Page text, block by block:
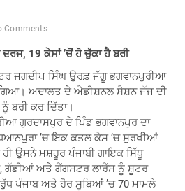
Comments
19 ਕੇਸਾਂ ’ਚੋਂ ਹੋ ਚੁੱਕਾ ਹੈ ਬਰੀ
ਜਗਦੀਪ ਸਿੰਘ ਉਰਫ਼ ਜੱਗੂ ਭਗਵਾਨਪੁਰੀਆ
ਅਦਾਲਤ ਦੇ ਐਡੀਸ਼ਨਲ ਸੈਸ਼ਨ ਜੱਜ ਦੀ
ਬਰੀ ਕਰ ਦਿੱਤਾ।
ਗੁਰਦਾਸਪੁਰ ਦੇ ਪਿੰਡ ਭਗਵਾਨਪੁਰ ਦਾ
’ਚ ਇਕ ਕਤਲ ਕੇਸ ’ਚ ਸੁਰਖੀਆਂ
ਉਸਨੇ ਮਸ਼ਹੂਰ ਪੰਜਾਬੀ ਗਾਇਕ ਸਿੱਧੂ
ਗੱਡੀਆਂ ਅਤੇ ਗੈਂਗਸਟਰ ਲਾਰੈਂਸ ਨੂੰ ਸ਼ੂਟਰ
ਪੰਜਾਬ ਅਤੇ ਹੋਰ ਸੂਬਿਆਂ ’ਚ 70 ਮਾਮਲੇ